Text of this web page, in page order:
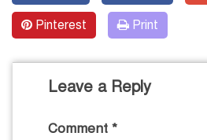
Pinterest Print
Leave a Reply
Comment *